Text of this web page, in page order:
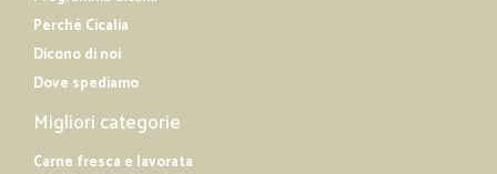
Perché Cicalia
Dicono di noi
Dove spediamo
Migliori categorie
Carne fresca e lavorata